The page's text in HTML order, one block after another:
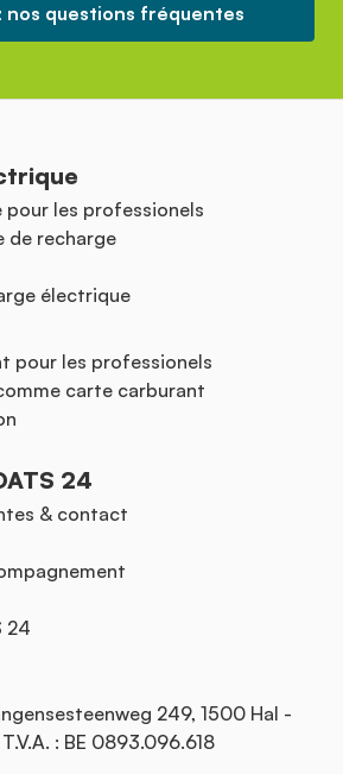
nos questions fréquentes
pour les professionels
de recharge
électrique
pour les professionels
carte carburant
24
& contact
24
249, 1500 Hal -
: BE 0893.096.618